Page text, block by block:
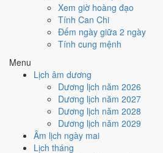
Xem giờ hoàng đạo
Tính Can Chi
Đếm ngày giữa 2 ngày
Tính cung mệnh
Menu
Lịch âm dương
Dương lịch năm 2026
Dương lịch năm 2027
Dương lịch năm 2028
Dương lịch năm 2029
Âm lịch ngày mai
Lịch tháng
Cách tính ngày tốt
Ký hợp đồng - giao ước
Trung bình
Ký hợp đồng - giao ước hôm nay ở
Ngày Hắc Đạo
Cách tính ngày tốt
Động thổ - khởi công
Trung bình
Động thổ - khởi công hôm nay ở
Ngày Hắc Đạogây bất lợi.
Cách tính ngày tốt